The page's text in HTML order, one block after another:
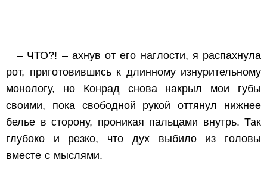
– ЧТО?! – ахнув от его наглости, я распахнула
рот, приготовившись к длинному изнурительному
монологу, но Конрад снова накрыл мои губы
своими, пока свободной рукой оттянул нижнее
белье в сторону, проникая пальцами внутрь. Так
глубоко и резко, что дух выбило из головы
вместе с мыслями.